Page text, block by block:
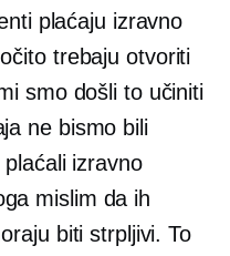
plaćaju izravno
trebaju otvoriti
smo došli to učiniti
ne bismo bili
izravno
mislim da ih
biti strpljivi. To